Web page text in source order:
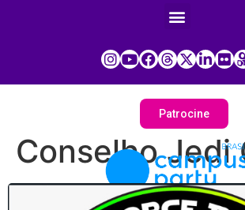
Patrocine
Conselho Jedi